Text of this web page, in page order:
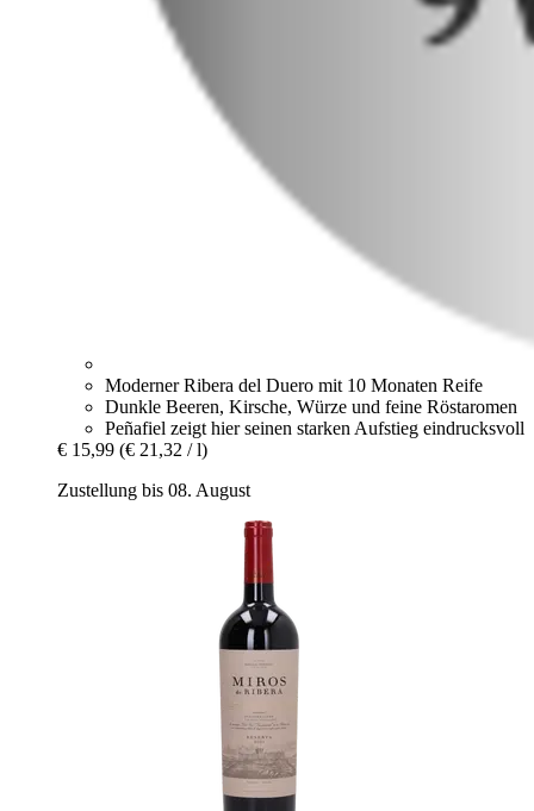
Moderner Ribera del Duero mit 10 Monaten Reife
Dunkle Beeren, Kirsche, Würze und feine Röstaromen
Peñafiel zeigt hier seinen starken Aufstieg eindrucksvoll
€ 15,99 (€ 21,32 / l)
Zustellung bis 08. August